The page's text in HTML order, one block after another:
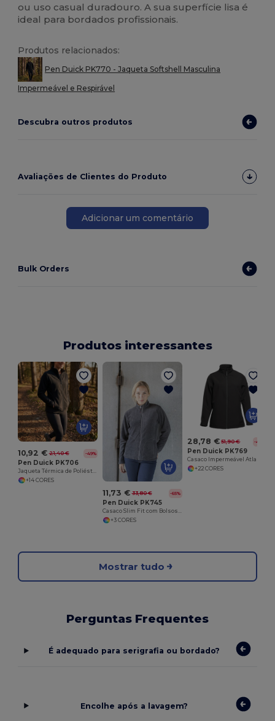
ou uso casual duradouro. A sua superfície lisa é
ideal para bordados profissionais.
Produtos relacionados:
Pen Duick PK770 - Jaqueta Softshell Masculina
Impermeável e Respirável
Descubra outros produtos
Avaliações de Clientes do Produto
Adicionar um comentário
Bulk Orders
Produtos interessantes
10,92 € 21,40 € -49%
Pen Duick PK706
Jaqueta Térmica de Poliéster Resistente
+14 CORES
11,73 € 33,80 € -65%
Pen Duick PK745
Casaco Slim Fit com Bolsos Zíper
+3 CORES
28,78 € 51,90 € -45%
Pen Duick PK769
+22 CORES
Mostrar tudo
Perguntas Frequentes
É adequado para serigrafia ou bordado?
Encolhe após a lavagem?